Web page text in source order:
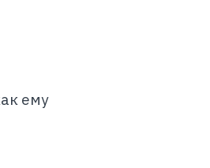
ему